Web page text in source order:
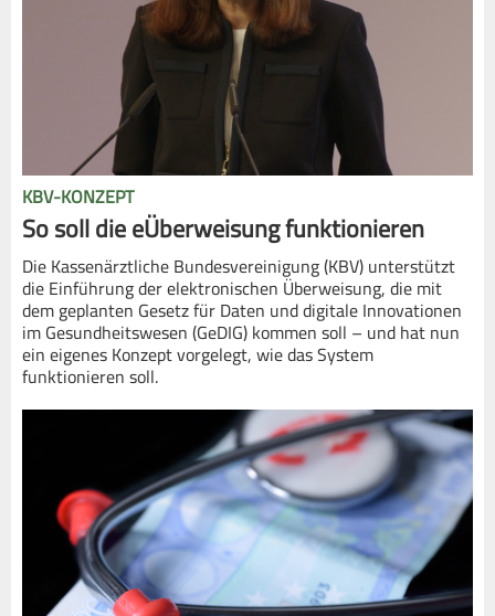
KBV-KONZEPT
So soll die eÜberweisung funktionieren
Die Kassenärztliche Bundesvereinigung (KBV) unterstützt
die Einführung der elektronischen Überweisung, die mit
dem geplanten Gesetz für Daten und digitale Innovationen
im Gesundheitswesen (GeDIG) kommen soll – und hat nun
ein eigenes Konzept vorgelegt, wie das System
funktionieren soll.